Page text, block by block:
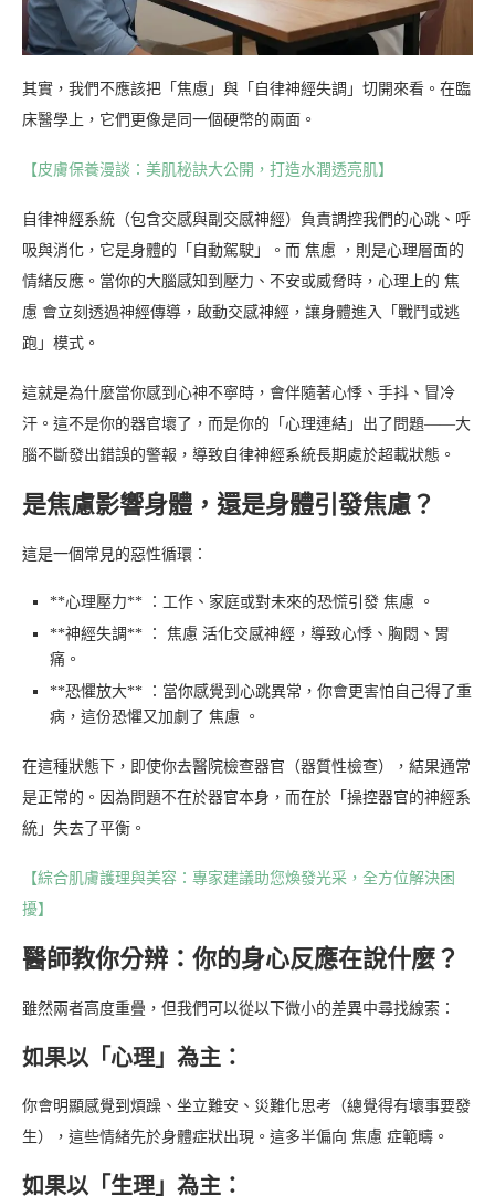
其實，我們不應該把「焦慮」與「自律神經失調」切開來看。在臨
床醫學上，它們更像是同一個硬幣的兩面。
【皮膚保養漫談：美肌秘訣大公開，打造水潤透亮肌】
自律神經系統（包含交感與副交感神經）負責調控我們的心跳、呼
吸與消化，它是身體的「自動駕駛」。而 焦慮 ，則是心理層面的
情緒反應。當你的大腦感知到壓力、不安或威脅時，心理上的 焦
慮 會立刻透過神經傳導，啟動交感神經，讓身體進入「戰鬥或逃
跑」模式。
這就是為什麼當你感到心神不寧時，會伴隨著心悸、手抖、冒冷
汗。這不是你的器官壞了，而是你的「心理連結」出了問題——大
腦不斷發出錯誤的警報，導致自律神經系統長期處於超載狀態。
是焦慮影響身體，還是身體引發焦慮？
這是一個常見的惡性循環：
**心理壓力** ：工作、家庭或對未來的恐慌引發 焦慮 。
**神經失調** ： 焦慮 活化交感神經，導致心悸、胸悶、胃
痛。
**恐懼放大** ：當你感覺到心跳異常，你會更害怕自己得了重
病，這份恐懼又加劇了 焦慮 。
在這種狀態下，即使你去醫院檢查器官（器質性檢查），結果通常
是正常的。因為問題不在於器官本身，而在於「操控器官的神經系
統」失去了平衡。
【綜合肌膚護理與美容：專家建議助您煥發光采，全方位解決困
擾】
醫師教你分辨：你的身心反應在說什麼？
雖然兩者高度重疊，但我們可以從以下微小的差異中尋找線索：
如果以「心理」為主：
你會明顯感覺到煩躁、坐立難安、災難化思考（總覺得有壞事要發
生），這些情緒先於身體症狀出現。這多半偏向 焦慮 症範疇。
如果以「生理」為主：